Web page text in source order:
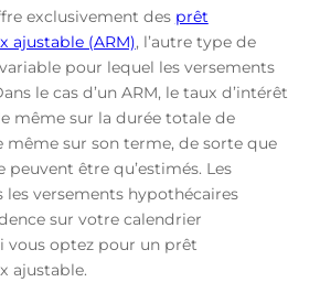
exclusivement des prêt
ajustable (ARM), l’autre type de
pour lequel les versements
le cas d’un ARM, le taux d’intérêt
même sur la durée totale de
même sur son terme, de sorte que
peuvent être qu’estimés. Les
les versements hypothécaires
sur votre calendrier
vous optez pour un prêt
ajustable.